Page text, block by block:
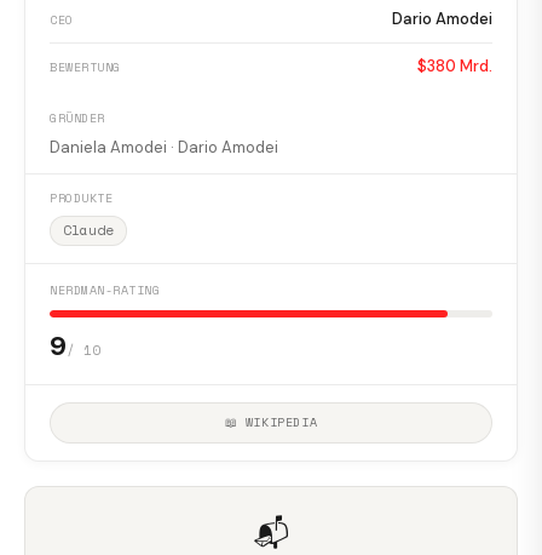
CEO Dario Amodei
BEWERTUNG $380 Mrd.
GRÜNDER
Daniela Amodei · Dario Amodei
PRODUKTE
Claude
NERDMAN-RATING
9/ 10
📖 WIKIPEDIA
📬